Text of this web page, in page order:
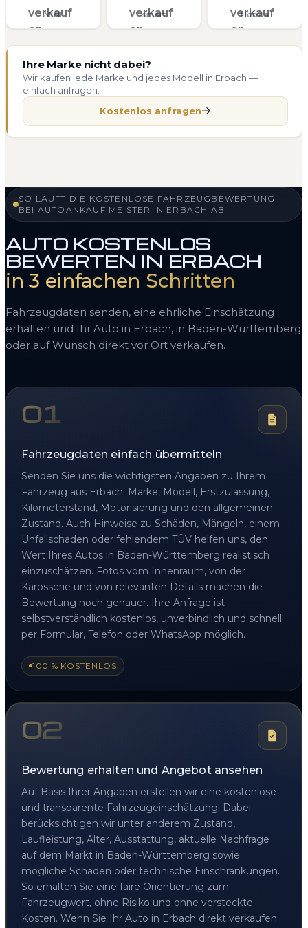
MINI smart Honda
Ihre Marke nicht dabei?
Wir kaufen jede Marke und jedes Modell in Erbach —
einfach anfragen.
Kostenlos anfragen
SO LÄUFT DIE KOSTENLOSE FAHRZEUGBEWERTUNG
BEI AUTOANKAUF MEISTER IN ERBACH AB
AUTO KOSTENLOS
BEWERTEN IN ERBACH
in 3 einfachen Schritten
Fahrzeugdaten senden, eine ehrliche Einschätzung
erhalten und Ihr Auto in Erbach, in Baden-Württemberg
oder auf Wunsch direkt vor Ort verkaufen.
01
Fahrzeugdaten einfach übermitteln
Senden Sie uns die wichtigsten Angaben zu Ihrem
Fahrzeug aus Erbach: Marke, Modell, Erstzulassung,
Kilometerstand, Motorisierung und den allgemeinen
Zustand. Auch Hinweise zu Schäden, Mängeln, einem
Unfallschaden oder fehlendem TÜV helfen uns, den
Wert Ihres Autos in Baden-Württemberg realistisch
einzuschätzen. Fotos vom Innenraum, von der
Karosserie und von relevanten Details machen die
Bewertung noch genauer. Ihre Anfrage ist
selbstverständlich kostenlos, unverbindlich und schnell
per Formular, Telefon oder WhatsApp möglich.
100 % KOSTENLOS
02
Bewertung erhalten und Angebot ansehen
Auf Basis Ihrer Angaben erstellen wir eine kostenlose
und transparente Fahrzeugeinschätzung. Dabei
berücksichtigen wir unter anderem Zustand,
Laufleistung, Alter, Ausstattung, aktuelle Nachfrage
auf dem Markt in Baden-Württemberg sowie
mögliche Schäden oder technische Einschränkungen.
So erhalten Sie eine faire Orientierung zum
Fahrzeugwert, ohne Risiko und ohne versteckte
Kosten. Wenn Sie Ihr Auto in Erbach direkt verkaufen